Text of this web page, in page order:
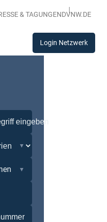
& TAGUNGENDVNW.DE
Login Netzwerk